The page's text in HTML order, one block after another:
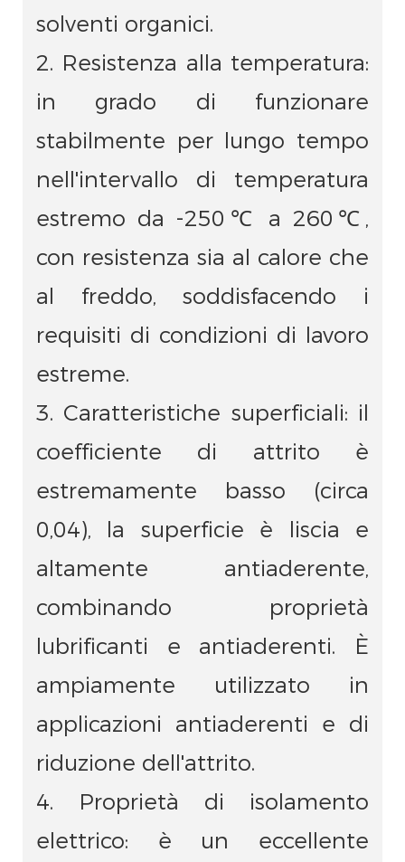
solventi organici.
2. Resistenza alla temperatura:
in grado di funzionare
stabilmente per lungo tempo
nell'intervallo di temperatura
estremo da -250℃ a 260℃,
con resistenza sia al calore che
al freddo, soddisfacendo i
requisiti di condizioni di lavoro
estreme.
3. Caratteristiche superficiali: il
coefficiente di attrito è
estremamente basso (circa
0,04), la superficie è liscia e
altamente antiaderente,
combinando proprietà
lubrificanti e antiaderenti. È
ampiamente utilizzato in
applicazioni antiaderenti e di
riduzione dell'attrito.
4. Proprietà di isolamento
elettrico: è un eccellente